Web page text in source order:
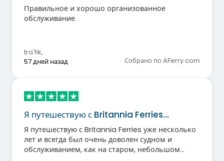
Правильное и хорошо организованное
обслуживание
tra'fik,
57 дней назад
Собрано по AFerry.com
Я путешествую с Britannia Ferries…
Я путешествую с Britannia Ferries уже несколько
лет и всегда был очень доволен судном и
обслуживанием, как на старом, небольшом